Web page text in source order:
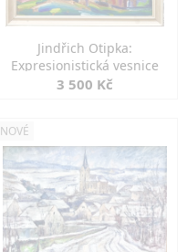
Jindřich Otipka:
Expresionistická vesnice
3 500 Kč
NOVÉ